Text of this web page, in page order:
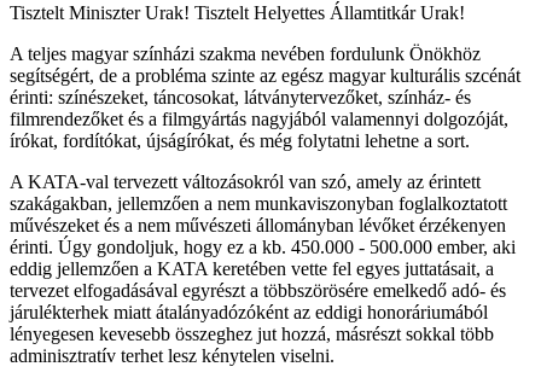
Tisztelt Miniszter Urak! Tisztelt Helyettes Államtitkár Urak!
A teljes magyar színházi szakma nevében fordulunk Önökhöz
segítségért, de a probléma szinte az egész magyar kulturális szcénát
érinti: színészeket, táncosokat, látványtervezőket, színház- és
filmrendezőket és a filmgyártás nagyjából valamennyi dolgozóját,
írókat, fordítókat, újságírókat, és még folytatni lehetne a sort.
A KATA-val tervezett változásokról van szó, amely az érintett
szakágakban, jellemzően a nem munkaviszonyban foglalkoztatott
művészeket és a nem művészeti állományban lévőket érzékenyen
érinti. Úgy gondoljuk, hogy ez a kb. 450.000 - 500.000 ember, aki
eddig jellemzően a KATA keretében vette fel egyes juttatásait, a
tervezet elfogadásával egyrészt a többszörösére emelkedő adó- és
járulékterhek miatt átalányadózóként az eddigi honoráriumából
lényegesen kevesebb összeghez jut hozzá, másrészt sokkal több
adminisztratív terhet lesz kénytelen viselni.